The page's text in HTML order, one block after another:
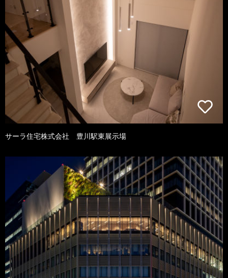
サーラ住宅株式会社 豊川駅東展示場